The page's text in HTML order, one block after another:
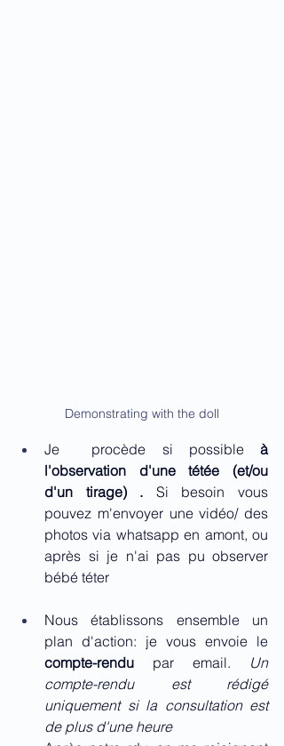
Demonstrating with the doll
Je  procède si possible à
l'observation d'une tétée (et/ou
d'un tirage) . Si besoin vous
pouvez m'envoyer une vidéo/ des
photos via whatsapp en amont, ou
après si je n'ai pas pu observer
bébé téter
Nous établissons ensemble un
compte-rendu par email. Un
compte-rendu est rédigé
uniquement si la consultation est
de plus d'une heure